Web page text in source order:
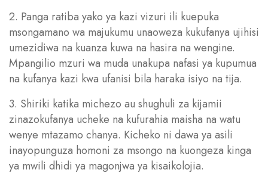
2. Panga ratiba yako ya kazi vizuri ili kuepuka
msongamano wa majukumu unaoweza kukufanya ujihisi
umezidiwa na kuanza kuwa na hasira na wengine.
Mpangilio mzuri wa muda unakupa nafasi ya kupumua
na kufanya kazi kwa ufanisi bila haraka isiyo na tija.
3. Shiriki katika michezo au shughuli za kijamii
zinazokufanya ucheke na kufurahia maisha na watu
wenye mtazamo chanya. Kicheko ni dawa ya asili
inayopunguza homoni za msongo na kuongeza kinga
ya mwili dhidi ya magonjwa ya kisaikolojia.